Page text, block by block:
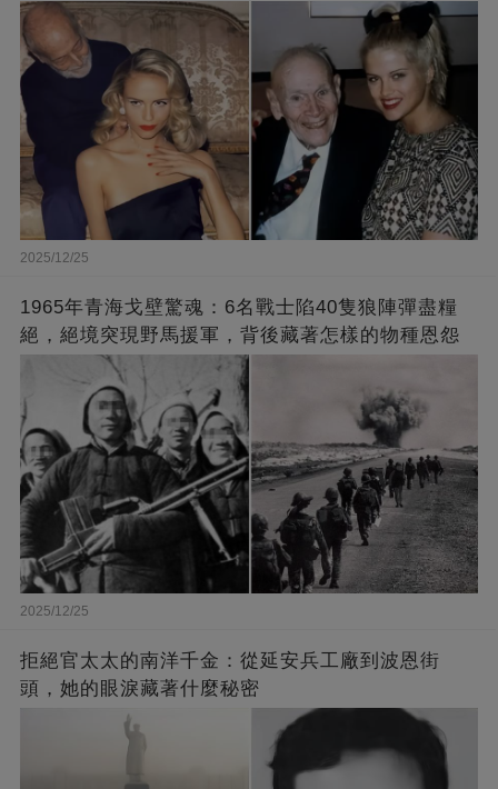
2025/12/25
1965年青海戈壁驚魂：6名戰士陷40隻狼陣彈盡糧
絕，絕境突現野馬援軍，背後藏著怎樣的物種恩怨
2025/12/25
拒絕官太太的南洋千金：從延安兵工廠到波恩街
頭，她的眼淚藏著什麼秘密